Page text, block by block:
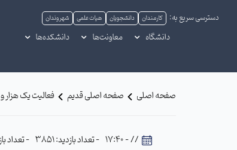
دسترسی سریع به: کارمندان دانشجویان هیات علمی شهروندان
دانشگاه معاونت‌ها دانشکده‌ها
صفحه اصلی صفحه اصلی قدیم فعالیت یک هزار و 150 شرکت دانش بنیان در حوزه سلامت ⁄ سبزوار در طب سنتی یکی از مناطق غنی در سطح کشور است
// - 17:40 - تعداد بازدید: 3851 - تعداد بازدیدکننده: 529